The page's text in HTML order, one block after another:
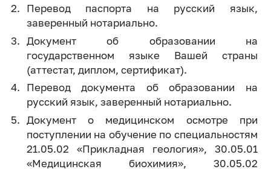
Перевод паспорта на русский язык,
заверенный нотариально.
Документ об образовании на
государственном языке Вашей страны
(аттестат, диплом, сертификат).
Перевод документа об образовании на
русский язык, заверенный нотариально.
Документ о медицинском осмотре при
поступлении на обучение по специальностям
21.05.02 «Прикладная геология», 30.05.01
«Медицинская биохимия», 30.05.02